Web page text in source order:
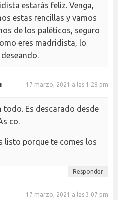
estarás feliz. Venga,
estas rencillas y vamos
de los paléticos, seguro
eres madridista, lo
17 marzo, 2021 a las 1:28 pm
todo. Es descarado desde
co.
listo porque te comes los
Responder
17 marzo, 2021 a las 3:07 pm